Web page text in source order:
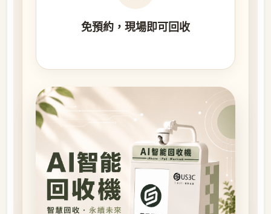
免預約，現場即可回收